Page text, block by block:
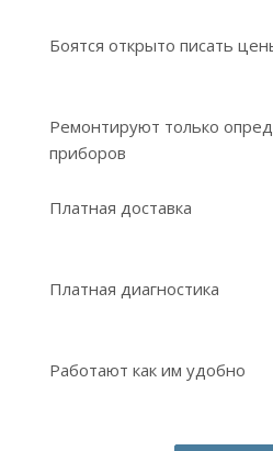
Боятся открыто писать
Ремонтируют только
приборов
Платная доставка
Платная диагностика
Работают как им удобно